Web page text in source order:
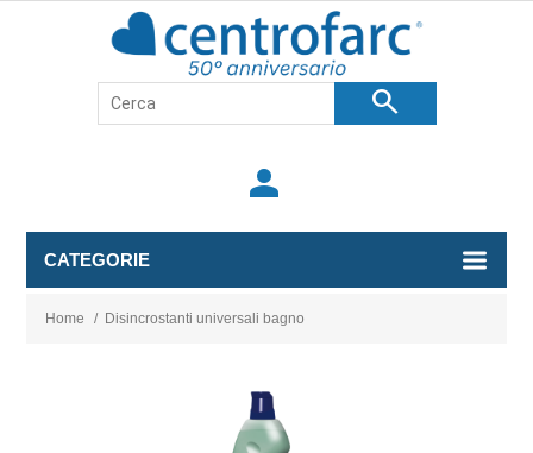
search
person
CATEGORIE
Home / Disincrostanti universali bagno